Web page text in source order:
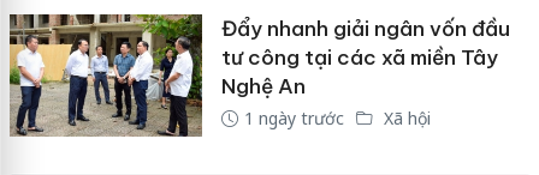
Đẩy nhanh giải ngân vốn đầu
tư công tại các xã miền Tây
Nghệ An
1 ngày trước Xã hội